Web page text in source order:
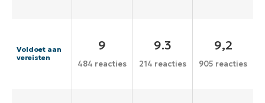
Voldoet aan
vereisten
9
484 reacties
9.3
214 reacties
9,2
905 reacties